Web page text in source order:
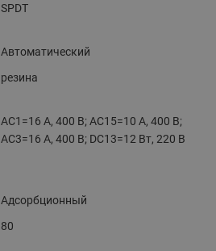
SPDT
Автоматический
резина
AC1=16 A, 400 В; AC15=10 A, 400 В;
AC3=16 A, 400 В; DC13=12 Вт, 220 В
Адсорбционный
80